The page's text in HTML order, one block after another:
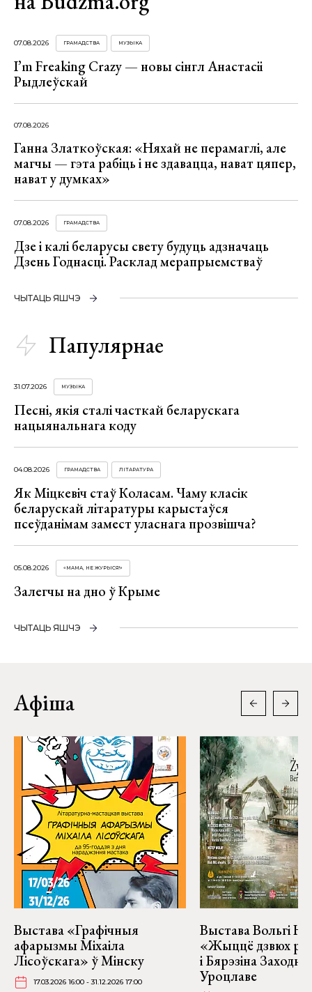
07.08.2026 ГРАМАДСТВА МУЗЫКА
I’m Freaking Crazy — новы сінгл Анастасіі
Рыдлеўскай
07.08.2026
Ганна Златкоўская: «Няхай не перамаглі, але
магчы — гэта рабіць і не здавацца, нават цяпер,
нават у думках»
07.08.2026 ГРАМАДСТВА
Дзе і калі беларусы свету будуць адзначаць
Дзень Годнасці. Расклад мерапрыемстваў
ЧЫТАЦЬ ЯШЧЭ
Папулярнае
31.07.2026 МУЗЫКА
Песні, якія сталі часткай беларускага
нацыянальнага коду
04.08.2026 ГРАМАДСТВА ЛІТАРАТУРА
Як Міцкевіч стаў Коласам. Чаму класік
беларускай літаратуры карыстаўся
псеўданімам замест уласнага прозвішча?
05.08.2026 «МАМА, НЕ ЖУРЫСЯ!»
Залегчы на дно ў Крыме
ЧЫТАЦЬ ЯШЧЭ
Афіша
Выстава «Графічныя
афарызмы Міхаіла
Лісоўскага» ў Мінску
17.03.2026 16:00 - 31.12.2026 17:00
Выстава Вольгі
«Жыццё дзвюх
і Бярэзіна
Уроцлаве